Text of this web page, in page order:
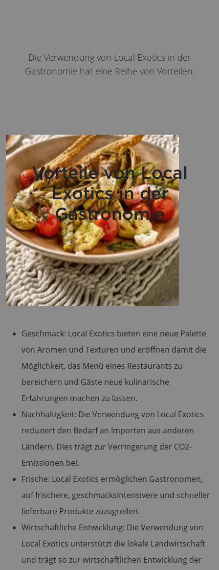
Die Verwendung von Local Exotics in der
Gastronomie hat eine Reihe von Vorteilen:
Vorteile von Local
Exotics in der
Gastronomie
Geschmack: Local Exotics bieten eine neue Palette
von Aromen und Texturen und eröffnen damit die
Möglichkeit, das Menü eines Restaurants zu
bereichern und Gäste neue kulinarische
Erfahrungen machen zu lassen.
Nachhaltigkeit: Die Verwendung von Local Exotics
reduziert den Bedarf an Importen aus anderen
Ländern. Dies trägt zur Verringerung der CO2-
Emissionen bei.
Frische: Local Exotics ermöglichen Gastronomen,
auf frischere, geschmacksintensivere und schneller
lieferbare Produkte zuzugreifen.
Wirtschaftliche Entwicklung: Die Verwendung von
Local Exotics unterstützt die lokale Landwirtschaft
und trägt so zur wirtschaftlichen Entwicklung der